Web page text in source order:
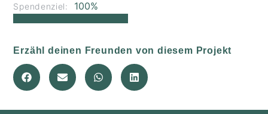
Spendenziel: 100%
Erzähl deinen Freunden von diesem Projekt